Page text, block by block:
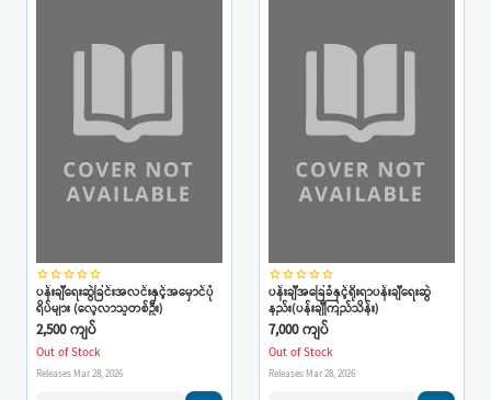
star_borderstar_borderstar_borderstar_borderstar_border
ပန်းချီရေးဆွဲခြင်းအလင်းနှင့်အမှောင်ပုံ
ရိပ်များ (လေ့လာသူတစ်ဦး)
2,500 ကျပ်
Out of Stock
Releases Mar 28, 2026
star_borderstar_borderstar_borderstar_borderstar_border
ပန်းချီအခြေခံနှင့်ရိုးရာပန်းချီရေးဆွဲ
နည်း(ပန်းချီကြည်သိန်း)
7,000 ကျပ်
Out of Stock
Releases Mar 28, 2026